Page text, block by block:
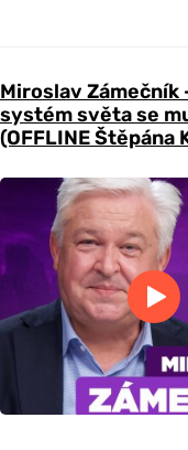
Miroslav Zámečník
systém světa se
(OFFLINE Štěpána